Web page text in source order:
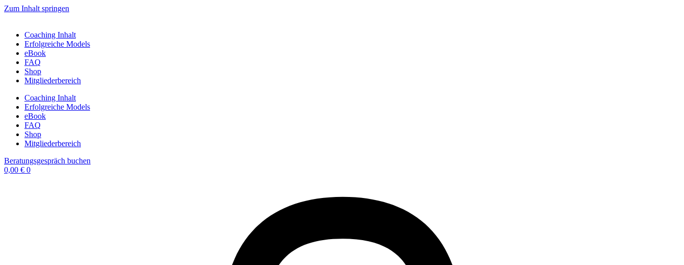
Zum Inhalt springen
Coaching Inhalt
Erfolgreiche Models
eBook
FAQ
Shop
Mitgliederbereich
Coaching Inhalt
Erfolgreiche Models
eBook
FAQ
Shop
Mitgliederbereich
Beratungsgespräch buchen
0,00 € 0